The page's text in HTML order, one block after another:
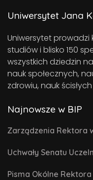
Uniwersytet Jana
Uniwersytet prowadzi
studiów i blisko 150
wszystkich dziedzin
nauk społecznych,
zdrowiu, nauk
Najnowsze w BIP
Zarządzenia Rektora
Uchwały Senatu
Pisma Okólne Rektora